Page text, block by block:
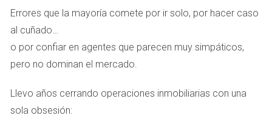
Errores que la mayoría comete por ir solo, por hacer caso
al cuñado…
o por confiar en agentes que parecen muy simpáticos,
pero no dominan el mercado.
Llevo años cerrando operaciones inmobiliarias con una
sola obsesión: